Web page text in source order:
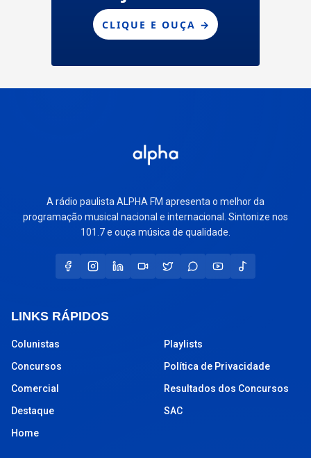
A rádio paulista ALPHA FM apresenta o melhor da
programação musical nacional e internacional. Sintonize nos
101.7 e ouça música de qualidade.
LINKS RÁPIDOS
Colunistas
Concursos
Comercial
Destaque
Home
Playlists
Política de Privacidade
Resultados dos Concursos
SAC